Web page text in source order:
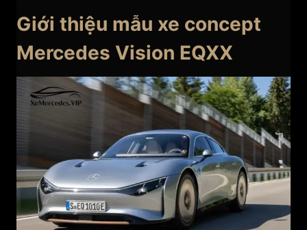
Giới thiệu mẫu xe concept
Mercedes Vision EQXX